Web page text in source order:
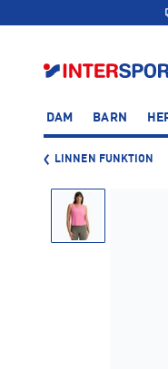
DAM BARN
LINNEN FUNKTION